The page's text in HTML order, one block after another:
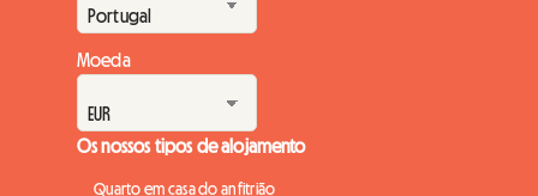
Moeda
Os nossos tipos de alojamento
Quarto em casa do anfitrião